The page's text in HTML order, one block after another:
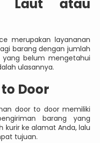
Laut atau
merupakan layananan
barang dengan jumlah
yang belum mengetahui
ulasannya.
Door
door to door memiliki
barang yang
kurir ke alamat Anda, lalu
tujuan.